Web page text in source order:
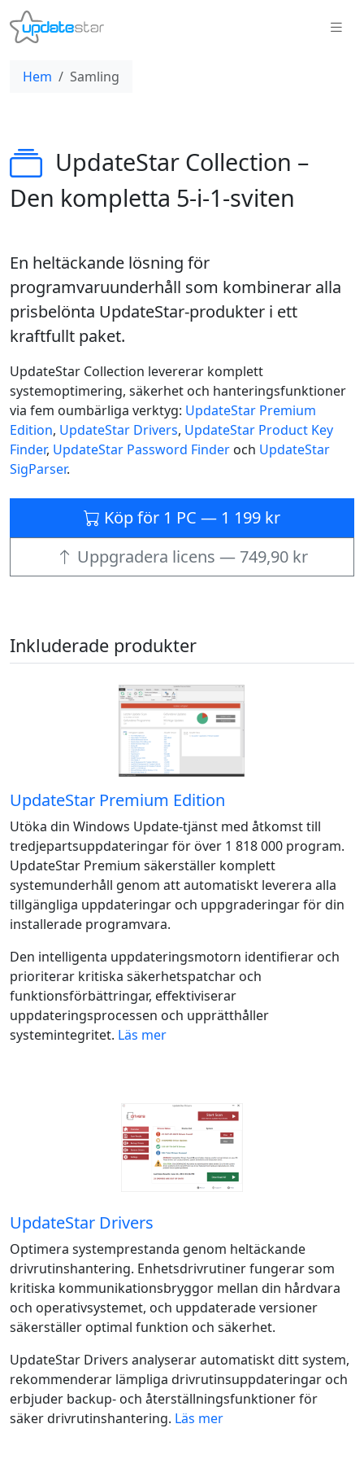
Hem Samling
UpdateStar Collection –
Den kompletta 5‑i‑1‑sviten
En heltäckande lösning för
programvaruunderhåll som kombinerar alla
prisbelönta UpdateStar-produkter i ett
kraftfullt paket.
UpdateStar Collection levererar komplett
systemoptimering, säkerhet och hanteringsfunktioner
via fem oumbärliga verktyg: UpdateStar Premium
Edition, UpdateStar Drivers, UpdateStar Product Key
Finder, UpdateStar Password Finder och UpdateStar
SigParser.
Köp för 1 PC — 1 199 kr
Uppgradera licens — 749,90 kr
Inkluderade produkter
UpdateStar Premium Edition
Utöka din Windows Update-tjänst med åtkomst till
tredjepartsuppdateringar för över 1 818 000 program.
UpdateStar Premium säkerställer komplett
systemunderhåll genom att automatiskt leverera alla
tillgängliga uppdateringar och uppgraderingar för din
installerade programvara.
Den intelligenta uppdateringsmotorn identifierar och
prioriterar kritiska säkerhetspatchar och
funktionsförbättringar, effektiviserar
uppdateringsprocessen och upprätthåller
systemintegritet. Läs mer
UpdateStar Drivers
Optimera systemprestanda genom heltäckande
drivrutinshantering. Enhetsdrivrutiner fungerar som
kritiska kommunikationsbryggor mellan din hårdvara
och operativsystemet, och uppdaterade versioner
säkerställer optimal funktion och säkerhet.
UpdateStar Drivers analyserar automatiskt ditt system,
rekommenderar lämpliga drivrutinsuppdateringar och
erbjuder backup- och återställningsfunktioner för
säker drivrutinshantering. Läs mer